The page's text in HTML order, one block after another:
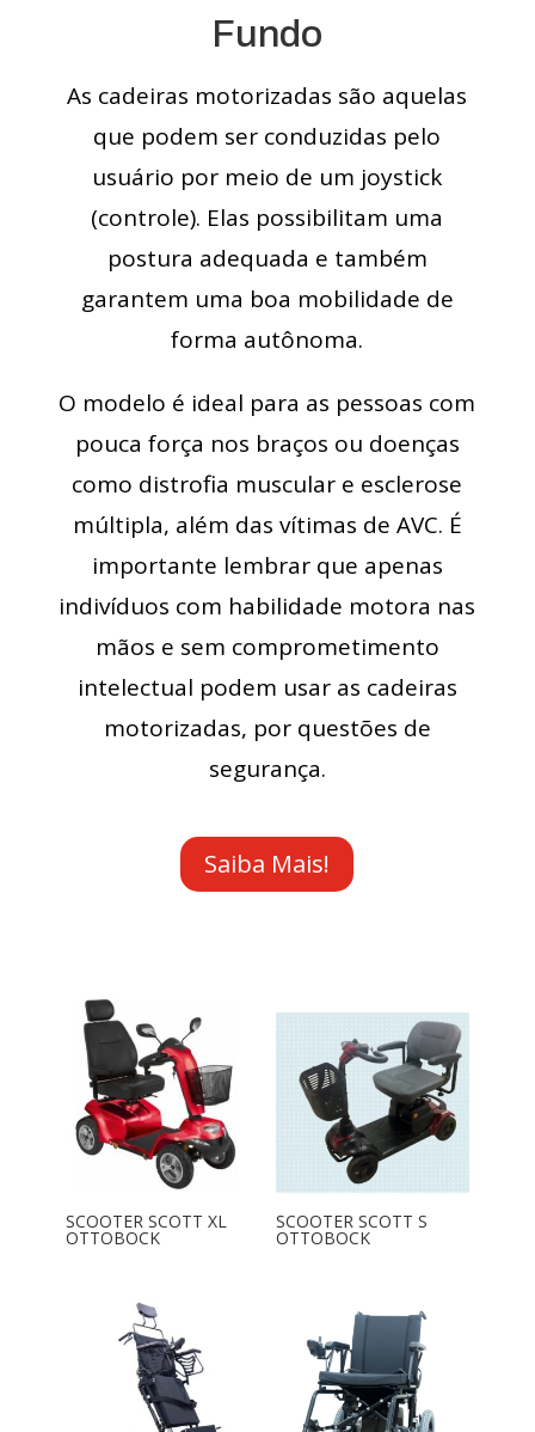
Fundo
As cadeiras motorizadas são aquelas
que podem ser conduzidas pelo
usuário por meio de um joystick
(controle). Elas possibilitam uma
postura adequada e também
garantem uma boa mobilidade de
forma autônoma.
O modelo é ideal para as pessoas com
pouca força nos braços ou doenças
como distrofia muscular e esclerose
múltipla, além das vítimas de AVC. É
importante lembrar que apenas
indivíduos com habilidade motora nas
mãos e sem comprometimento
intelectual podem usar as cadeiras
motorizadas, por questões de
segurança.
Saiba Mais!
SCOOTER SCOTT XL
OTTOBOCK
SCOOTER SCOTT S
OTTOBOCK